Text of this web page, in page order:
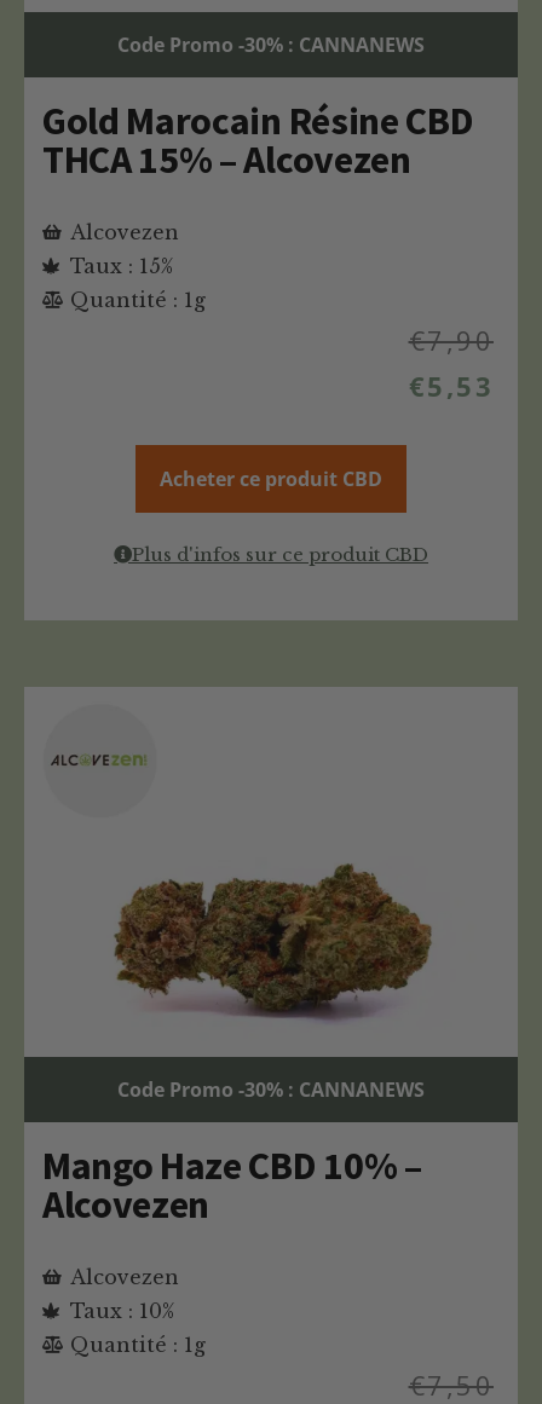
Code Promo -30% : CANNANEWS
Gold Marocain Résine CBD
THCA 15% – Alcovezen
Alcovezen
Taux : 15%
Quantité : 1g
€7,90
€5,53
Acheter ce produit CBD
Plus d'infos sur ce produit CBD
Code Promo -30% : CANNANEWS
Mango Haze CBD 10% –
Alcovezen
Alcovezen
Taux : 10%
Quantité : 1g
€7,50